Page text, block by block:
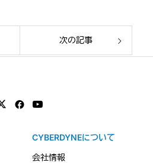
次の記事
CYBERDYNEについて
会社情報